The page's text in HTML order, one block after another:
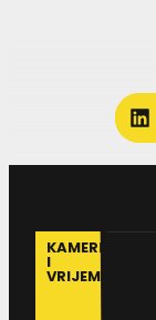
KAMERE
I
VRIJEME